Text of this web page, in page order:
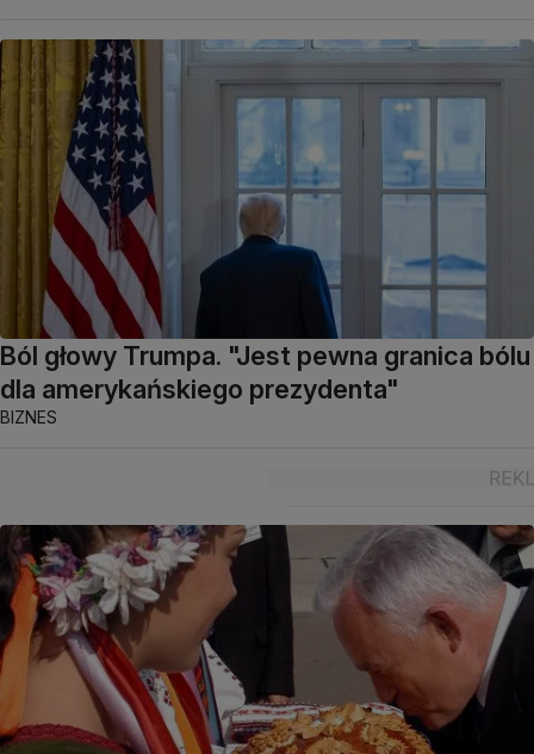
Ból głowy Trumpa. "Jest pewna granica bólu
dla amerykańskiego prezydenta"
BIZNES